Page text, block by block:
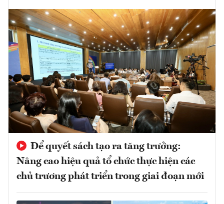
Để quyết sách tạo ra tăng trưởng:
Nâng cao hiệu quả tổ chức thực hiện các
chủ trương phát triển trong giai đoạn mới